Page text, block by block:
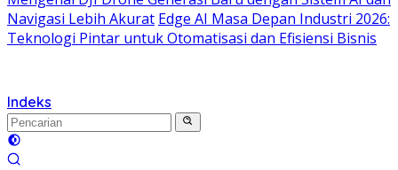
Navigasi Lebih Akurat Edge AI Masa Depan Industri 2026:
Teknologi Pintar untuk Otomatisasi dan Efisiensi Bisnis
Indeks